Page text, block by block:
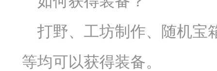
打野、工坊制作、随机宝
等均可以获得装备。